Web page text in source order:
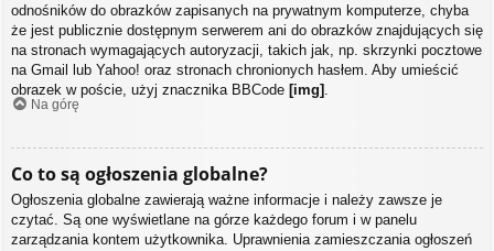
odnośników do obrazków zapisanych na prywatnym komputerze, chyba
że jest publicznie dostępnym serwerem ani do obrazków znajdujących się
na stronach wymagających autoryzacji, takich jak, np. skrzynki pocztowe
na Gmail lub Yahoo! oraz stronach chronionych hasłem. Aby umieścić
obrazek w poście, użyj znacznika BBCode [img]
Na górę
Co to są ogłoszenia globalne?
Ogłoszenia globalne zawierają ważne informacje i należy zawsze je
czytać. Są one wyświetlane na górze każdego forum i w panelu
zarządzania kontem użytkownika. Uprawnienia zamieszczania ogłoszeń